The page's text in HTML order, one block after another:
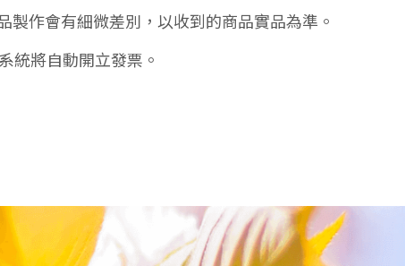
作會有細微差別，以收到的商品實品為準。
統將自動開立發票。